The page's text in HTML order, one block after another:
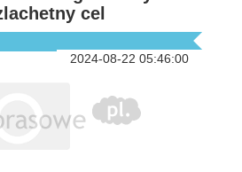
cel
2024-08-22 05:46:00